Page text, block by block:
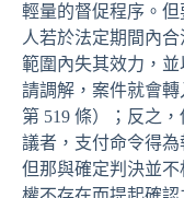
輕量的督促程序。
人若於法定期間內
範圍內失其效力，
請調解，案件就會
第 519 條）；反之
議者，支付命令得為
但那與確定判決並